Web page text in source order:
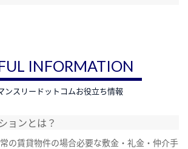
INFORMATION
ンスリードットコムお役立ち情報
ョンとは？
の賃貸物件の場合必要な敷金・礼金・仲介手